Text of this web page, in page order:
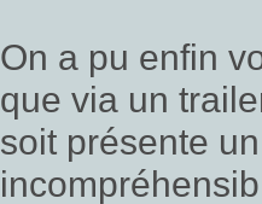
On a pu enfin
que via un
soit présente